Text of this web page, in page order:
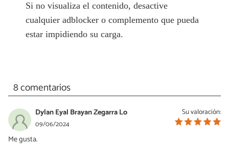
Si no visualiza el contenido, desactive
cualquier adblocker o complemento que pueda
estar impidiendo su carga.
8 comentarios
Su valoración:
Dylan Eyal Brayan Zegarra Lo
09/06/2024
Me gusta.